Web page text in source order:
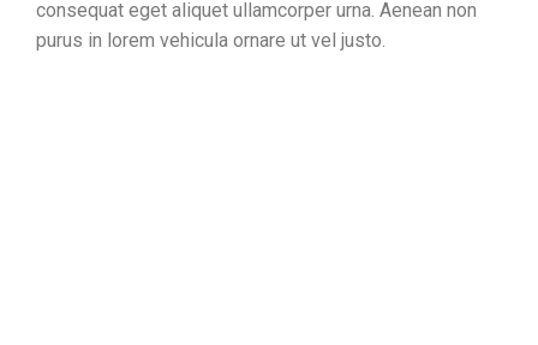
consequat eget aliquet ullamcorper urna. Aenean non
purus in lorem vehicula ornare ut vel justo.